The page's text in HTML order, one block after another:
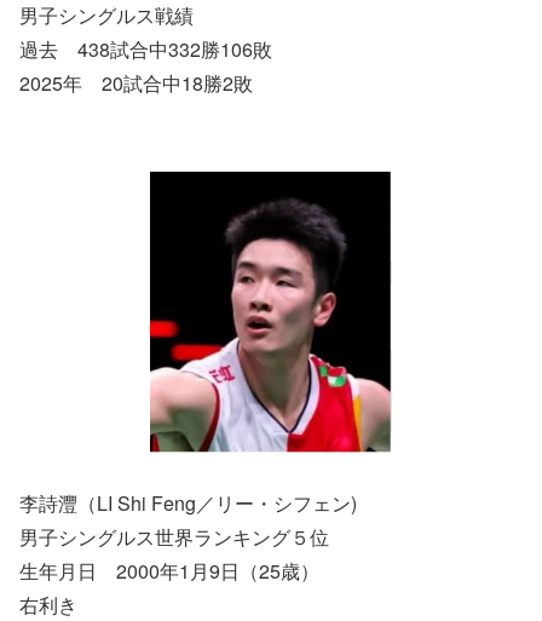
男子シングルス戦績
過去 438試合中332勝106敗
2025年 20試合中18勝2敗
李詩灃（LI Shi Feng／リー・シフェン)
男子シングルス世界ランキング５位
生年月日 2000年1月9日（25歳）
右利き